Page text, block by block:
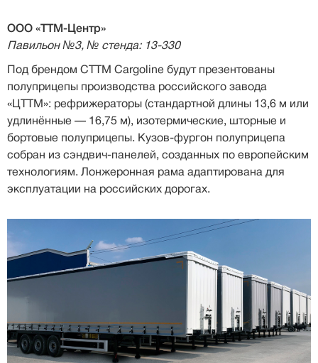
ООО «ТТМ-Центр»
Павильон №3, № стенда: 13-330
Под брендом CTTM Cargoline будут презентованы
полуприцепы производства российского завода
«ЦТТМ»: рефрижераторы (стандартной длины 13,6 м или
удлинённые — 16,75 м), изотермические, шторные и
бортовые полуприцепы. Кузов-фургон полуприцепа
собран из сэндвич-панелей, созданных по европейским
технологиям. Лонжеронная рама адаптирована для
эксплуатации на российских дорогах.